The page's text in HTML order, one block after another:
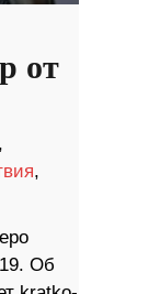
от
,
,
Об